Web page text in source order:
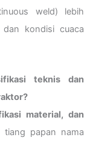
weld) lebih
kondisi cuaca
teknis dan
material, dan
tiang papan nama